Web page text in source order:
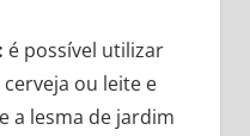
é possível utilizar
ou leite e
a lesma de jardim